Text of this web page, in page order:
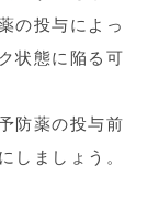
の投与によっ
状態に陥る可
防薬の投与前
しましょう。